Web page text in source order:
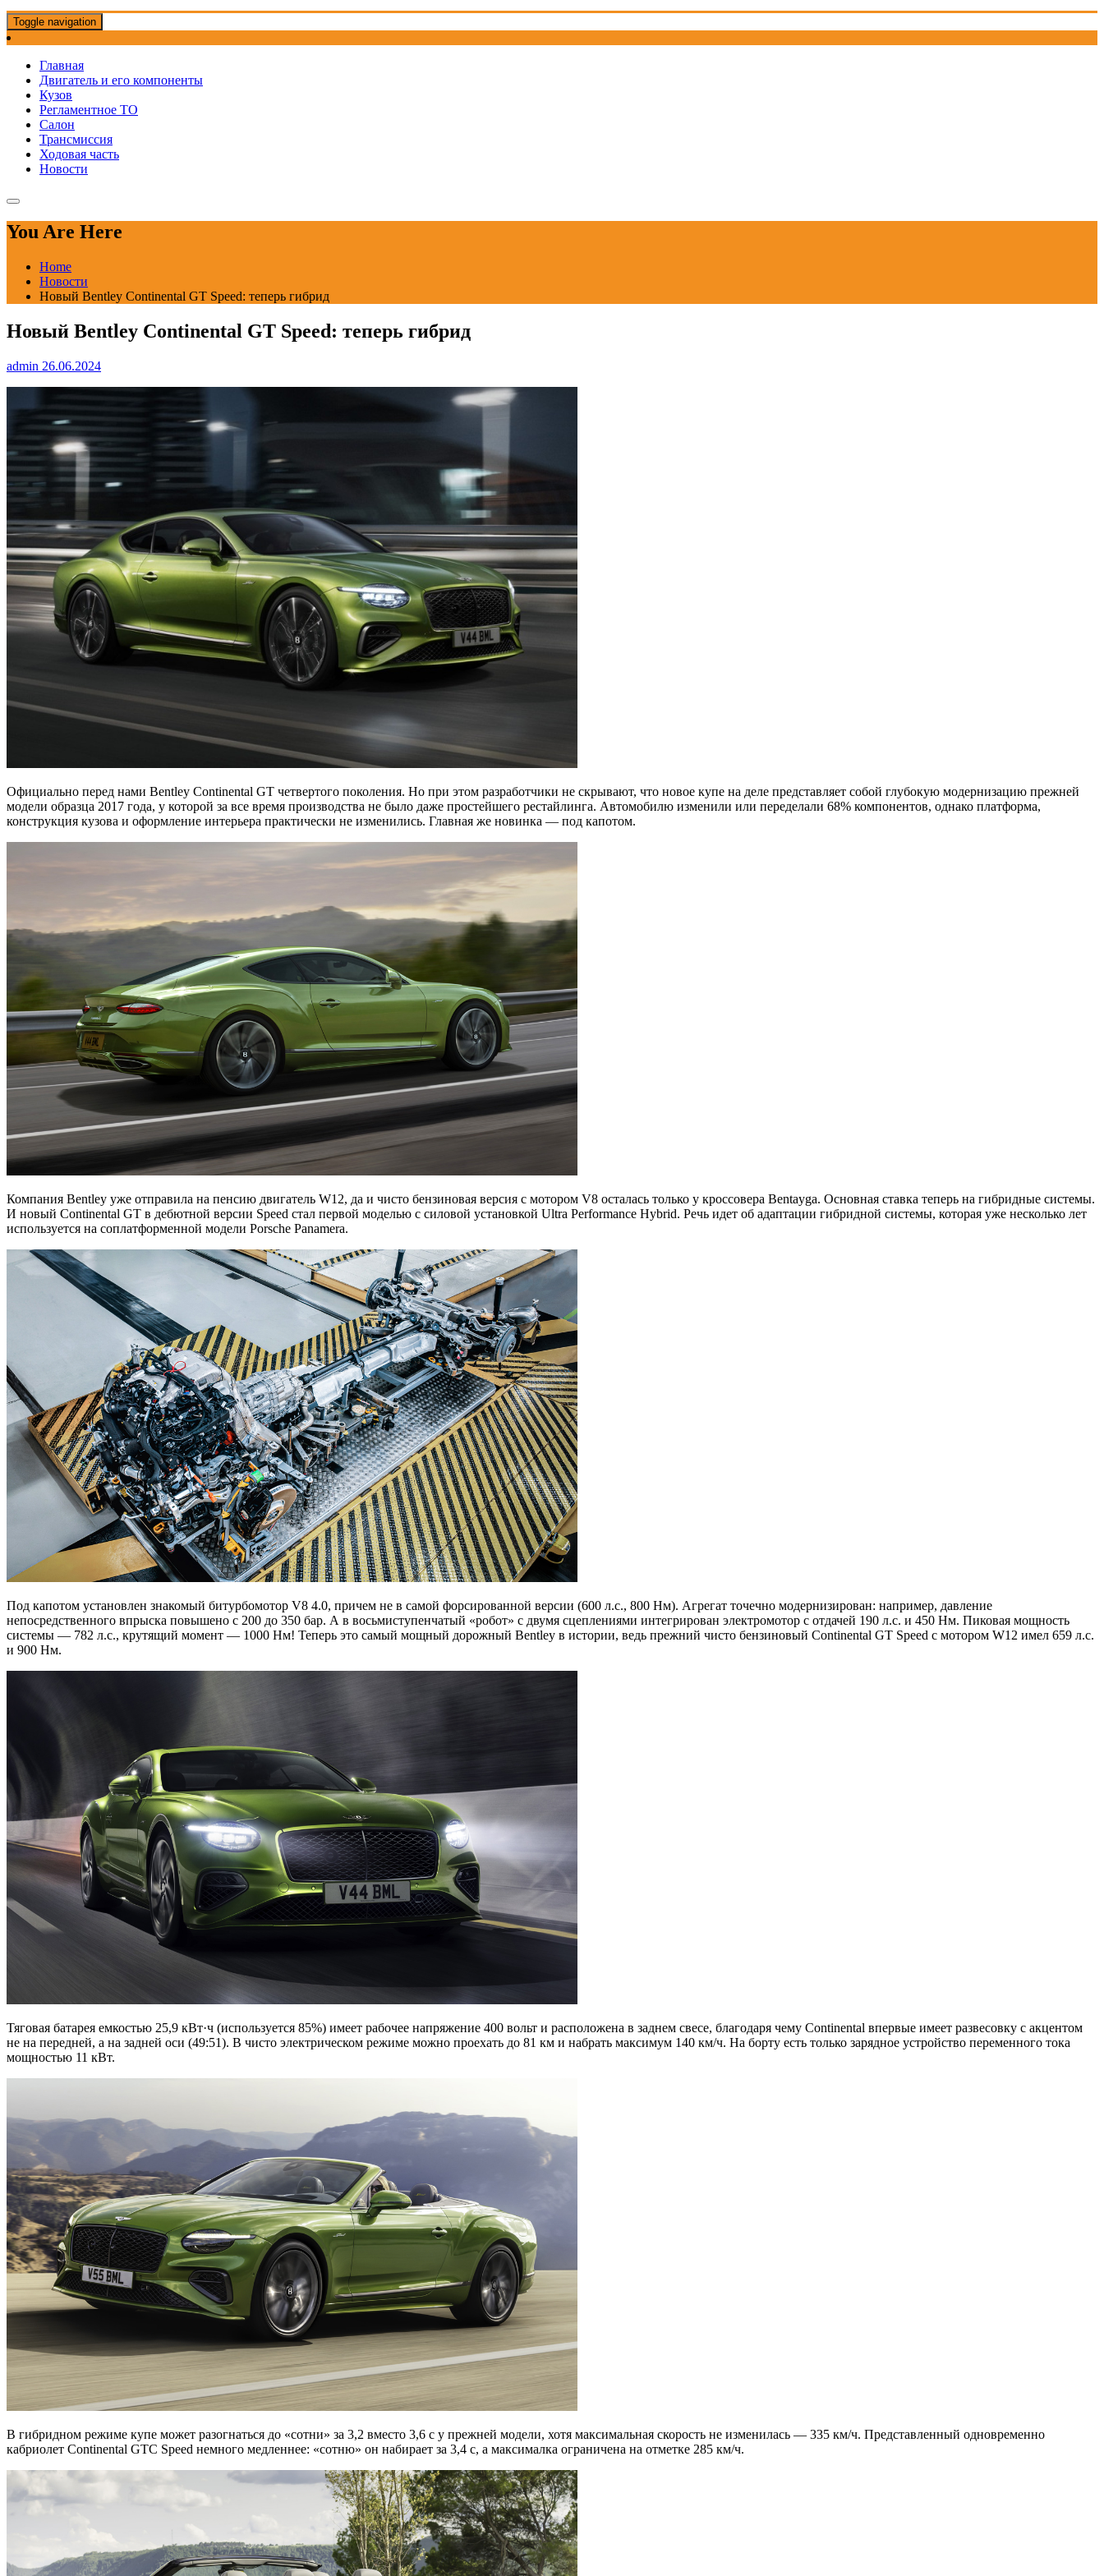
Toggle navigation
Главная
Двигатель и его компоненты
Кузов
Регламентное ТО
Салон
Трансмиссия
Ходовая часть
Новости
You Are Here
Home
Новости
Новый Bentley Continental GT Speed: теперь гибрид
Новый Bentley Continental GT Speed: теперь гибрид
admin 26.06.2024
Официально перед нами Bentley Continental GT четвертого поколения. Но при этом разработчики не скрывают, что новое купе на деле представляет собой глубокую модернизацию прежней
модели образца 2017 года, у которой за все время производства не было даже простейшего рестайлинга. Автомобилю изменили или переделали 68% компонентов, однако платформа,
конструкция кузова и оформление интерьера практически не изменились. Главная же новинка — под капотом.
Компания Bentley уже отправила на пенсию двигатель W12, да и чисто бензиновая версия с мотором V8 осталась только у кроссовера Bentayga. Основная ставка теперь на гибридные системы.
И новый Continental GT в дебютной версии Speed стал первой моделью с силовой установкой Ultra Performance Hybrid. Речь идет об адаптации гибридной системы, которая уже несколько лет
используется на соплатформенной модели Porsche Panamera.
Под капотом установлен знакомый битурбомотор V8 4.0, причем не в самой форсированной версии (600 л.с., 800 Нм). Агрегат точечно модернизирован: например, давление
непосредственного впрыска повышено с 200 до 350 бар. А в восьмиступенчатый «робот» с двумя сцеплениями интегрирован электромотор с отдачей 190 л.с. и 450 Нм. Пиковая мощность
системы — 782 л.с., крутящий момент — 1000 Нм! Теперь это самый мощный дорожный Bentley в истории, ведь прежний чисто бензиновый Continental GT Speed с мотором W12 имел 659 л.с.
и 900 Нм.
Тяговая батарея емкостью 25,9 кВт·ч (используется 85%) имеет рабочее напряжение 400 вольт и расположена в заднем свесе, благодаря чему Continental впервые имеет развесовку с акцентом
не на передней, а на задней оси (49:51). В чисто электрическом режиме можно проехать до 81 км и набрать максимум 140 км/ч. На борту есть только зарядное устройство переменного тока
мощностью 11 кВт.
В гибридном режиме купе может разогнаться до «сотни» за 3,2 вместо 3,6 с у прежней модели, хотя максимальная скорость не изменилась — 335 км/ч. Представленный одновременно
кабриолет Continental GTC Speed немного медленнее: «сотню» он набирает за 3,4 с, а максималка ограничена на отметке 285 км/ч.